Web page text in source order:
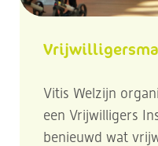
Vitis Welzijn
een Vrijwilligers
benieuwd wat